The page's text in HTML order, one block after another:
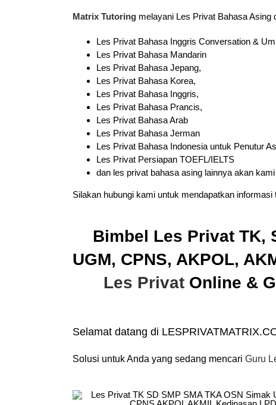
Matrix Tutoring melayani Les Privat Bahasa Asing
Les Privat Bahasa Inggris Conversation &
Les Privat Bahasa Mandarin
Les Privat Bahasa Jepang,
Les Privat Bahasa Korea,
Les Privat Bahasa Inggris,
Les Privat Bahasa Prancis,
Les Privat Bahasa Arab
Les Privat Bahasa Jerman
Les Privat Bahasa Indonesia untuk Penutur
Les Privat Persiapan TOEFL/IELTS
dan les privat bahasa asing lainnya akan
Silakan hubungi kami untuk mendapatkan
Bimbel Les Privat TK,
UGM, CPNS, AKPOL,
Les PrivatOnline &
Selamat datang di
Solusi untuk Anda yang sedang mencari Guru